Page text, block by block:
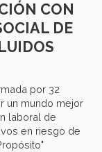
CON
DE
por 32
un mundo mejor
laboral de
en riesgo de